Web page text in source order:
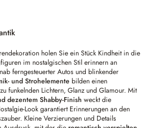
holen Sie ein Stück Kindheit in die
im nostalgischen Stil erinnern an
ferngesteuerter Autos und blinkender
und Strohelemente bilden einen
funkelnden Lichtern, Glanz und Glamour. Mit
dezentem Shabby-Finish weckt die
Look garantiert Erinnerungen an den
Kleine Verzierungen und Details